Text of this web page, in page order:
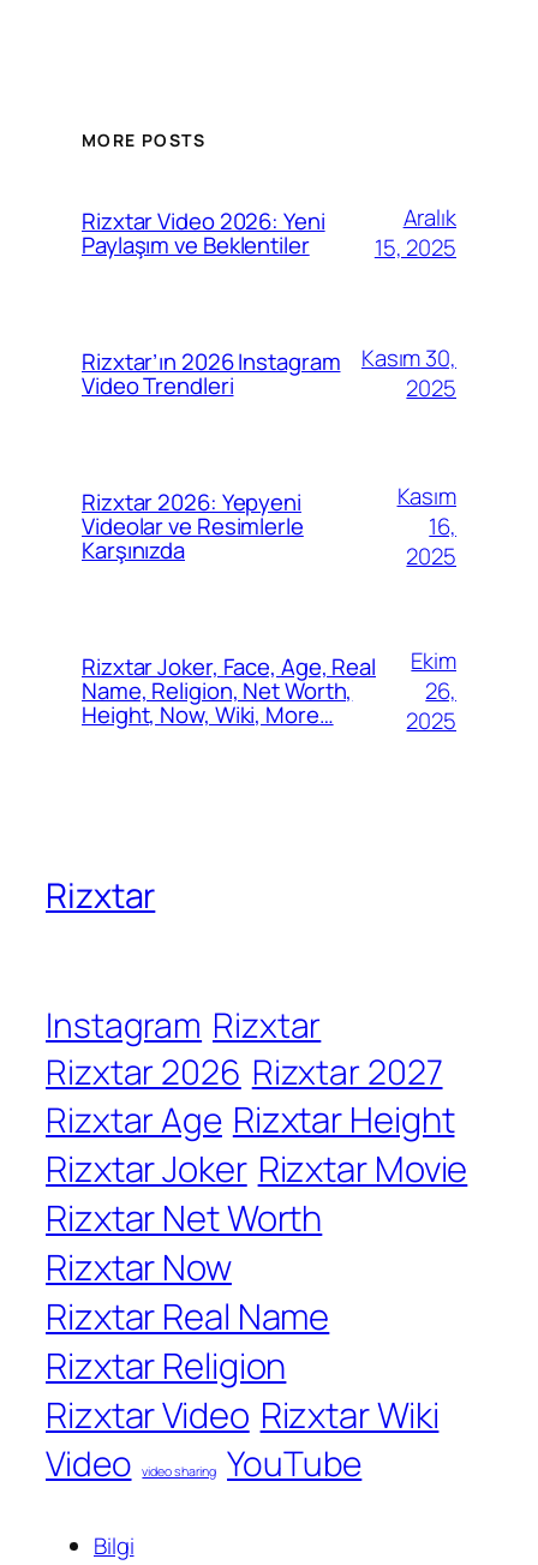
MORE POSTS
Rizxtar Video 2026: Yeni
Paylaşım ve Beklentiler
Aralık
15, 2025
Rizxtar’ın 2026 Instagram
Video Trendleri
Kasım 30,
2025
Rizxtar 2026: Yepyeni
Videolar ve Resimlerle
Karşınızda
Kasım
16,
2025
Rizxtar Joker, Face, Age, Real
Name, Religion, Net Worth,
Height, Now, Wiki, More…
Ekim
26,
2025
Rizxtar
Instagram Rizxtar
Rizxtar 2026 Rizxtar 2027
Rizxtar Age Rizxtar Height
Rizxtar Joker Rizxtar Movie
Rizxtar Net Worth
Rizxtar Now
Rizxtar Real Name
Rizxtar Religion
Rizxtar Video Rizxtar Wiki
Video video sharing YouTube
Bilgi